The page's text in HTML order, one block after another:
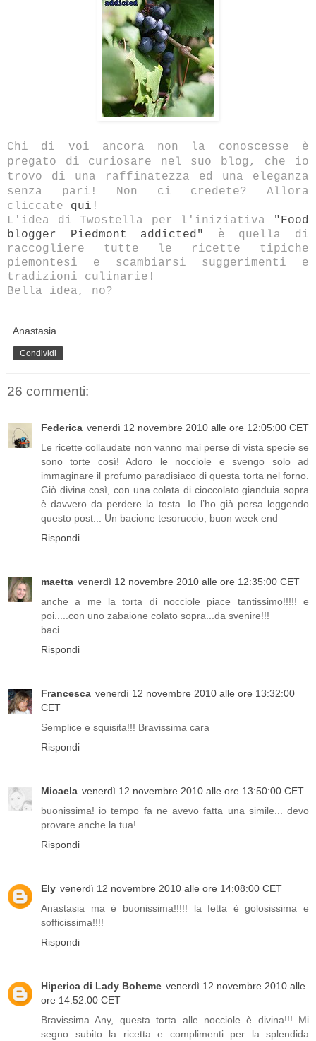
Chi di voi ancora non la conoscesse è
pregato di curiosare nel suo blog, che io
trovo di una raffinatezza ed una eleganza
senza pari! Non ci credete? Allora
cliccate qui !
L'idea di Twostella per l'iniziativa
"Food
blogger Piedmont addicted"
è quella di
raccogliere tutte le ricette tipiche
piemontesi e scambiarsi suggerimenti e
tradizioni culinarie!
Bella idea, no?
Anastasia
Condividi
26 commenti:
Federica venerdì 12 novembre 2010 alle ore 12:05:00 CET
Le ricette collaudate non vanno mai perse di vista specie se
sono torte così! Adoro le nocciole e svengo solo ad
immaginare il profumo paradisiaco di questa torta nel forno.
Giò divina così, con una colata di cioccolato gianduia sopra
è davvero da perdere la testa. Io l’ho già persa leggendo
questo post... Un bacione tesoruccio, buon week end
Rispondi
maetta venerdì 12 novembre 2010 alle ore 12:35:00 CET
anche a me la torta di nocciole piace tantissimo!!!!! e
poi.....con uno zabaione colato sopra...da svenire!!!
baci
Rispondi
Francesca venerdì 12 novembre 2010 alle ore 13:32:00
CET
Semplice e squisita!!! Bravissima cara
Rispondi
Micaela venerdì 12 novembre 2010 alle ore 13:50:00 CET
buonissima! io tempo fa ne avevo fatta una simile... devo
provare anche la tua!
Rispondi
Ely venerdì 12 novembre 2010 alle ore 14:08:00 CET
Anastasia ma è buonissima!!!!! la fetta è golosissima e
sofficissima!!!!
Rispondi
Hiperica di Lady Boheme venerdì 12 novembre 2010 alle
ore 14:52:00 CET
Bravissima Any, questa torta alle nocciole è divina!!! Mi
segno subito la ricetta e complimenti per la splendida